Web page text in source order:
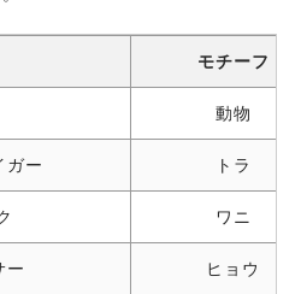
モチーフ
動物
ガー トラ
ワニ
ー ヒョウ